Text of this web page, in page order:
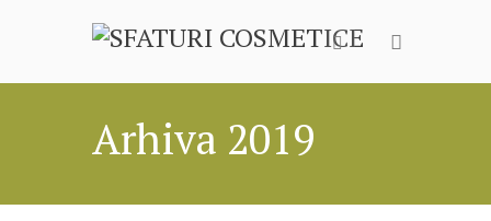
Arhiva 2019